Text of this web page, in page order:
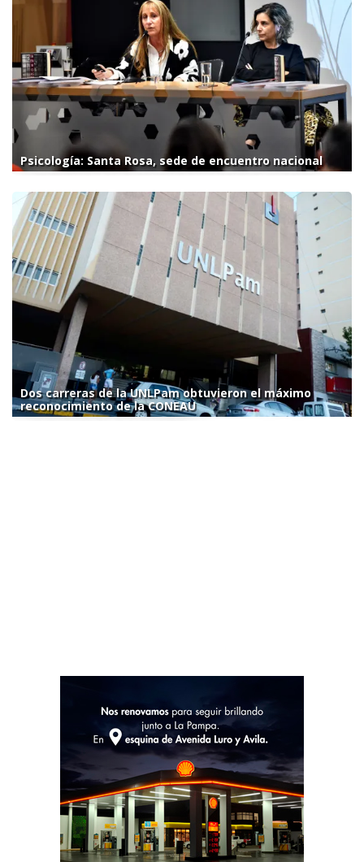
Psicología: Santa Rosa, sede de encuentro nacional
Dos carreras de la UNLPam obtuvieron el máximo
reconocimiento de la CONEAU